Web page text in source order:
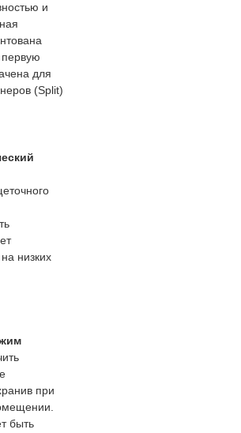
и
для
(Split)
низких
при
быть